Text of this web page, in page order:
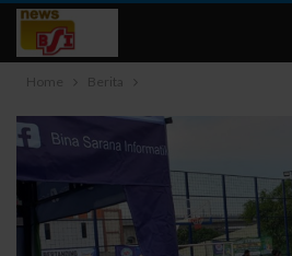
Home Berita